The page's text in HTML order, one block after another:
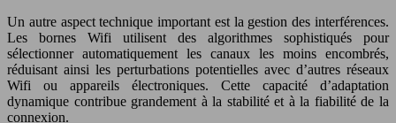
Un autre aspect technique important est la gestion des interférences.
Les bornes Wifi utilisent des algorithmes sophistiqués pour
sélectionner automatiquement les canaux les moins encombrés,
réduisant ainsi les perturbations potentielles avec d’autres réseaux
Wifi ou appareils électroniques. Cette capacité d’adaptation
dynamique contribue grandement à la stabilité et à la fiabilité de la
connexion.